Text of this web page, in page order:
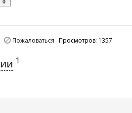
0
Пожаловаться Просмотров: 1357
1